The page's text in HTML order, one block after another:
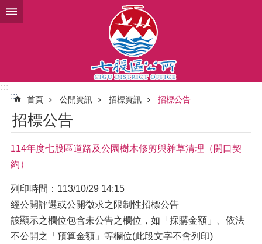
跳到主要內容區塊
:::
:::
首頁 公開資訊 招標資訊 招標公告
招標公告
114年度七股區道路及公園樹木修剪與雜草清理（開口契
約）
列印時間：113/10/29 14:15
經公開評選或公開徵求之限制性招標公告
該顯示之欄位包含未公告之欄位，如「採購金額」、依法
不公開之「預算金額」等欄位(此段文字不會列印)